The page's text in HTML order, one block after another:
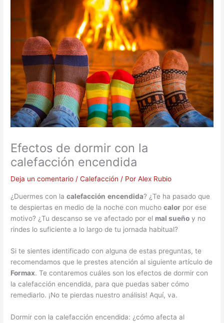
Efectos de dormir con la
calefacción encendida
Deja un comentario /Calefacción / PorAlex Rubio
¿Duermes con lacalefacción encendida? ¿Te ha pasado que
te despiertas en medio de la noche con muchocalor por ese
motivo? ¿Tu descanso se ve afectado por el mal sueño y no
rindes lo suficiente a lo largo de tu jornada habitual?
Si te sientes identificado con alguna de estas preguntas, te
recomendamos que le prestes atención al siguiente artículo de
Formax. Te contaremos cuáles son los efectos de dormir con
la calefacción encendida, para que puedas saber cómo
remediarlo. ¡No te pierdas nuestro análisis! Aquí, va.
Dormir con la calefacción encendida: ¿cómo afecta al